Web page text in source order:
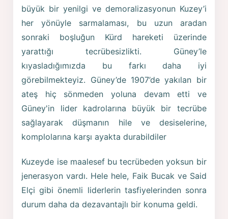
büyük bir yenilgi ve demoralizasyonun Kuzey’i
her yönüyle sarmalaması, bu uzun aradan
sonraki boşluğun Kürd hareketi üzerinde
yarattığı tecrübesizlikti. Güney’le
kıyasladığımızda bu farkı daha iyi
görebilmekteyiz. Güney’de 1907’de yakılan bir
ateş hiç sönmeden yoluna devam etti ve
Güney'in lider kadrolarına büyük bir tecrübe
sağlayarak düşmanın hile ve desiselerine,
komplolarına karşı ayakta durabildiler
Kuzeyde ise maalesef bu tecrübeden yoksun bir
jenerasyon vardı. Hele hele, Faik Bucak ve Said
Elçi gibi önemli liderlerin tasfiyelerinden sonra
durum daha da dezavantajlı bir konuma geldi.